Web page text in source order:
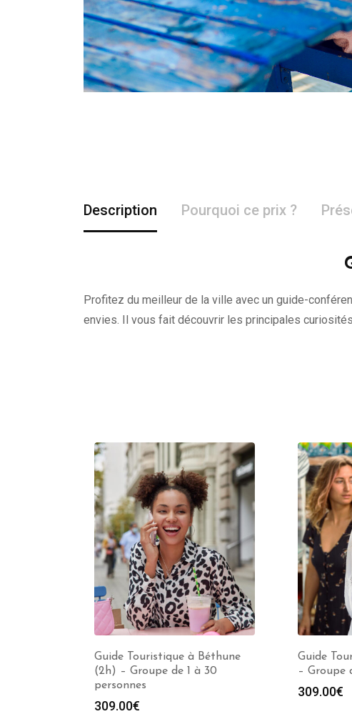
Description Pourquoi ce prix ?
Profitez du meilleur de la ville avec un guide-
envies. Il vous fait découvrir les principales
Guide Touristique à Béthune
(2h) – Groupe de 1 à 30
personnes
309.00€
Guide
– Groupe
309.00€